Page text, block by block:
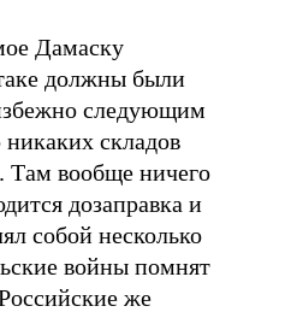
Дамаску
должны были
следующим
складов
Там вообще ничего
дозаправка и
собой несколько
войны помнят
же